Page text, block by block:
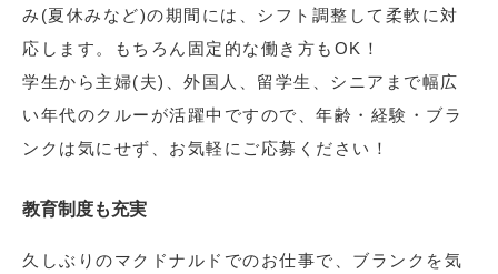
み(夏休みなど)の期間には、シフト調整して柔軟に対
応します。もちろん固定的な働き方もOK！
学生から主婦(夫)、外国人、留学生、シニアまで幅広
い年代のクルーが活躍中ですので、年齢・経験・ブラ
ンクは気にせず、お気軽にご応募ください！
教育制度も充実
久しぶりのマクドナルドでのお仕事で、ブランクを気